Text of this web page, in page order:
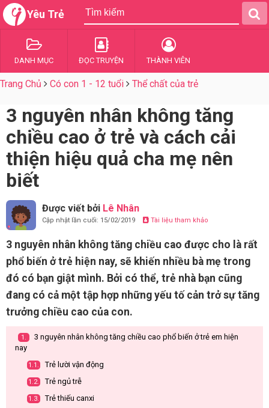
Yêu Trẻ
DANH MỤC ĐỌC TRUYỆN THÀNH VIÊN
Trang Chủ Có con 1 - 12 tuổi Thể chất của trẻ
3 nguyên nhân không tăng
chiều cao ở trẻ và cách cải
thiện hiệu quả cha mẹ nên
biết
Được viết bởi Lê Nhân
Cập nhật lần cuối: 15/02/2019 Tài liệu tham khảo
3 nguyên nhân không tăng chiều cao được cho là rất
phổ biến ở trẻ hiện nay, sẽ khiến nhiều bà mẹ trong
đó có bạn giật mình. Bởi có thể, trẻ nhà bạn cũng
đang có cả một tập hợp những yếu tố cản trở sự tăng
trưởng chiều cao của con.
1.
3 nguyên nhân không tăng chiều cao phổ biến ở trẻ em hiện
nay
1.1. Trẻ lười vận động
1.2. Trẻ ngủ trễ
1.3. Trẻ thiếu canxi